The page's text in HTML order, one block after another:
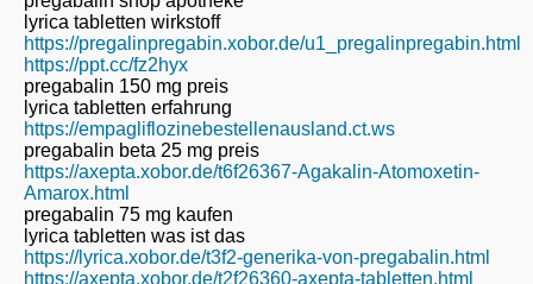
lyrica tabletten wirkstoff
https://pregalinpregabin.xobor.de/u1_pregalinpregabin.html
https://ppt.cc/fz2hyx
pregabalin 150 mg preis
lyrica tabletten erfahrung
https://empagliflozinebestellenausland.ct.ws
pregabalin beta 25 mg preis
https://axepta.xobor.de/t6f26367-Agakalin-Atomoxetin-
Amarox.html
pregabalin 75 mg kaufen
lyrica tabletten was ist das
https://lyrica.xobor.de/t3f2-generika-von-pregabalin.html
https://axepta.xobor.de/t2f26360-axepta-tabletten.html